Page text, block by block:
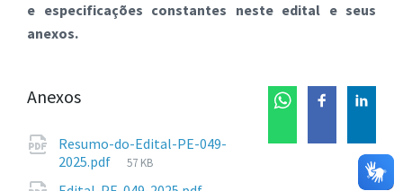
e especificações constantes neste edital e seus
anexos.
Anexos
Resumo-do-Edital-PE-049-
2025.pdf
Tamanho
57 KB